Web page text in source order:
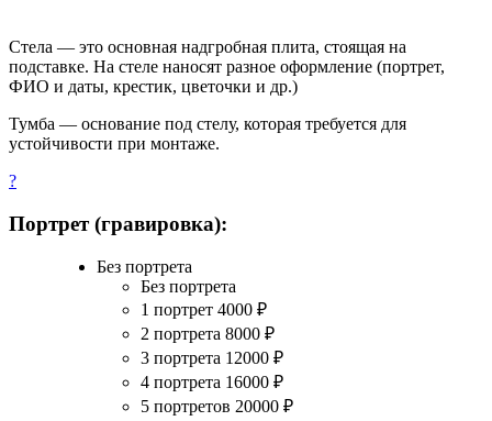
Стела — это основная надгробная плита, стоящая на
подставке. На стеле наносят разное оформление (портрет,
ФИО и даты, крестик, цветочки и др.)
Тумба — основание под стелу, которая требуется для
устойчивости при монтаже.
?
Портрет (гравировка):
Без портрета
Без портрета
1 портрет 4000 ₽
2 портрета 8000 ₽
3 портрета 12000 ₽
4 портрета 16000 ₽
5 портретов 20000 ₽